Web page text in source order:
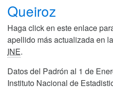
Queiroz
Haga click en este enlace
apellido más actualizada en
INE.
Datos del Padrón al 1 de
Instituto Nacional de